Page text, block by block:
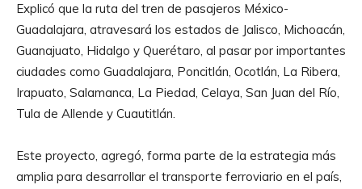
Explicó que la ruta del tren de pasajeros México-
Guadalajara, atravesará los estados de Jalisco, Michoacán,
Guanajuato, Hidalgo y Querétaro, al pasar por importantes
ciudades como Guadalajara, Poncitlán, Ocotlán, La Ribera,
Irapuato, Salamanca, La Piedad, Celaya, San Juan del Río,
Tula de Allende y Cuautitlán.
Este proyecto, agregó, forma parte de la estrategia más
amplia para desarrollar el transporte ferroviario en el país,